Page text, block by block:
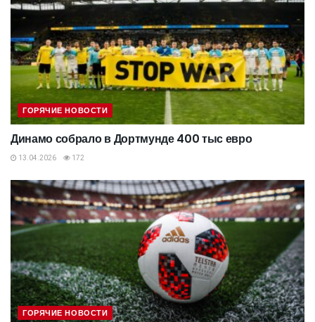
ГОРЯЧИЕ НОВОСТИ
Динамо собрало в Дортмунде 400 тыс евро
13.04.2026 172
ГОРЯЧИЕ НОВОСТИ